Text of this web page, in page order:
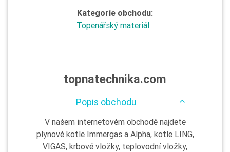
Kategorie obchodu:
Topenářský materiál
topnatechnika.com
Popis obchodu
V našem internetovém obchodě najdete
plynové kotle Immergas a Alpha, kotle LING,
VIGAS, krbové vložky, teplovodní vložky,